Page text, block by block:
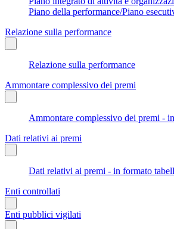
Piano della performance/Piano
Relazione sulla performance
Relazione sulla performance
Ammontare complessivo dei premi
Ammontare complessivo dei premi -
Dati relativi ai premi
Dati relativi ai premi - in formato
Enti controllati
Enti pubblici vigilati